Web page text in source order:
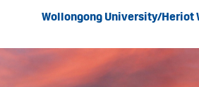
Wollongong University/Heriot